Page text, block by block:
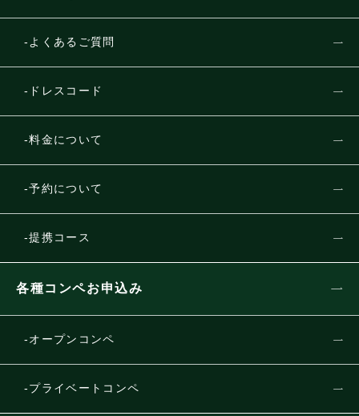
よくあるご質問
ドレスコード
料金について
予約について
提携コース
各種コンペお申込み
オープンコンペ
プライベートコンペ